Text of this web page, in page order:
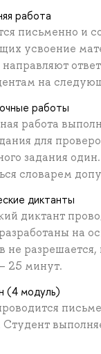
работа
письменно и
усвоение
на
работы
работа
для
задания
словарем
диктанты
диктант
на
не
25 минут.
(4 модуль)